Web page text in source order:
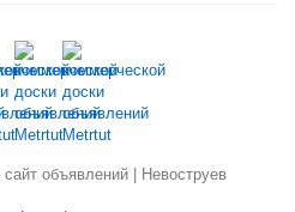
объявлений | Невоструев